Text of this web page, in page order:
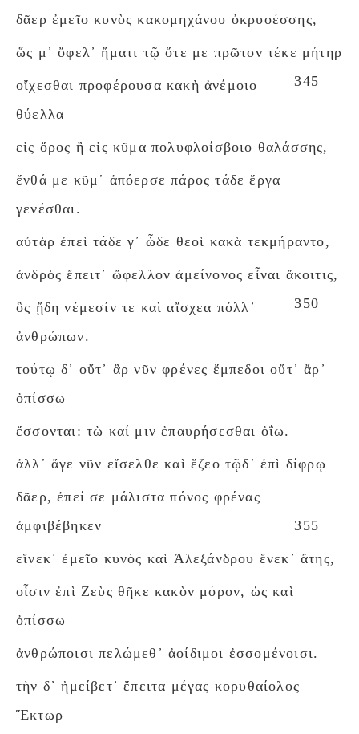
δᾶερ ἐμεῖο κυνὸς κακομηχάνου ὀκρυοέσσης,
ὥς μ᾽ ὄφελ᾽ ἤματι τῷ ὅτε με πρῶτον τέκε μήτηρ
345
οἴχεσθαι προφέρουσα κακὴ ἀνέμοιο
θύελλα
εἰς ὄρος ἢ εἰς κῦμα πολυφλοίσβοιο θαλάσσης,
ἔνθά με κῦμ᾽ ἀπόερσε πάρος τάδε ἔργα
γενέσθαι.
αὐτὰρ ἐπεὶ τάδε γ᾽ ὧδε θεοὶ κακὰ τεκμήραντο,
ἀνδρὸς ἔπειτ᾽ ὤφελλον ἀμείνονος εἶναι ἄκοιτις,
350
ὃς ᾔδη νέμεσίν τε καὶ αἴσχεα πόλλ᾽
ἀνθρώπων.
τούτῳ δ᾽ οὔτ᾽ ἂρ νῦν φρένες ἔμπεδοι οὔτ᾽ ἄρ᾽
ὀπίσσω
ἔσσονται: τὼ καί μιν ἐπαυρήσεσθαι ὀΐω.
ἀλλ᾽ ἄγε νῦν εἴσελθε καὶ ἕζεο τῷδ᾽ ἐπὶ δίφρῳ
δᾶερ, ἐπεί σε μάλιστα πόνος φρένας
ἀμφιβέβηκεν
355
εἵνεκ᾽ ἐμεῖο κυνὸς καὶ Ἀλεξάνδρου ἕνεκ᾽ ἄτης,
οἷσιν ἐπὶ Ζεὺς θῆκε κακὸν μόρον, ὡς καὶ
ὀπίσσω
ἀνθρώποισι πελώμεθ᾽ ἀοίδιμοι ἐσσομένοισι.
τὴν δ᾽ ἠμείβετ᾽ ἔπειτα μέγας κορυθαίολος
Ἕκτωρ